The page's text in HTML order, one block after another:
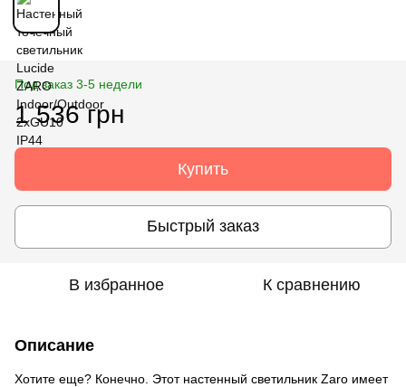
Под заказ 3-5 недели
1 536 грн
Купить
Быстрый заказ
В избранное К сравнению
Описание
Хотите еще? Конечно. Этот настенный светильник Zaro имеет